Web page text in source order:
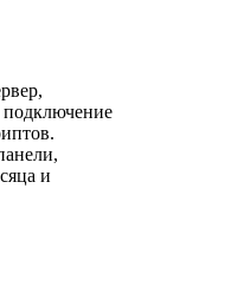
подключение
и